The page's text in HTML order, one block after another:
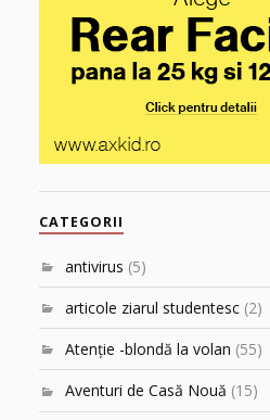
CATEGORII
antivirus (5)
articole ziarul studentesc (2)
Atenţie -blondă la volan (55)
Aventuri de Casă Nouă (15)